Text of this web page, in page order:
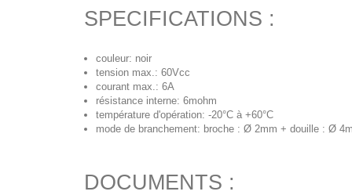
SPECIFICATIONS :
couleur: noir
tension max.: 60Vcc
courant max.: 6A
résistance interne: 6mohm
température d'opération: -20°C à +60°C
mode de branchement: broche : Ø 2mm + douille : Ø
DOCUMENTS :